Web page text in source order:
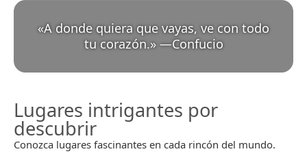
«A donde quiera que vayas, ve con todo
tu corazón.» —Confucio
Lugares intrigantes por
descubrir
Conozca lugares fascinantes en cada rincón del mundo.